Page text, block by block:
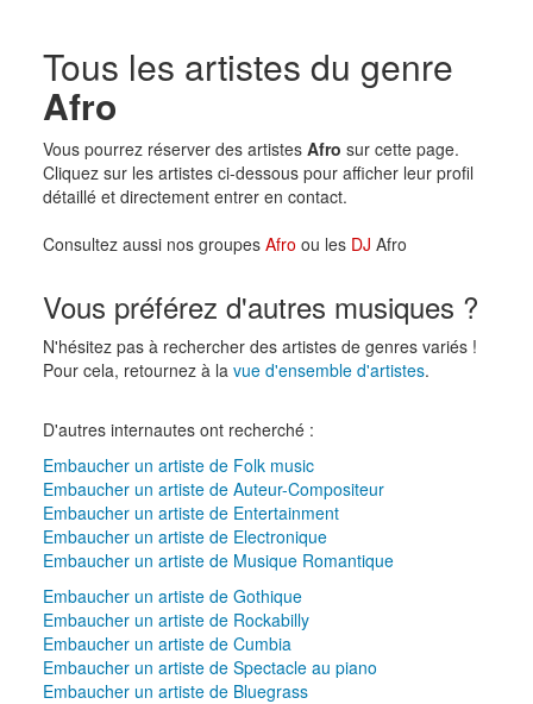
Tous les artistes du genre
Afro
Vous pourrez réserver des artistes Afro sur cette page.
Cliquez sur les artistes ci-dessous pour afficher leur profil
détaillé et directement entrer en contact.
Consultez aussi nos groupes Afro ou les DJ Afro
Vous préférez d'autres musiques ?
N'hésitez pas à rechercher des artistes de genres variés !
Pour cela, retournez à la vue d'ensemble d'artistes.
D'autres internautes ont recherché :
Embaucher un artiste de Folk music
Embaucher un artiste de Auteur-Compositeur
Embaucher un artiste de Entertainment
Embaucher un artiste de Electronique
Embaucher un artiste de Musique Romantique
Embaucher un artiste de Gothique
Embaucher un artiste de Rockabilly
Embaucher un artiste de Cumbia
Embaucher un artiste de Spectacle au piano
Embaucher un artiste de Bluegrass